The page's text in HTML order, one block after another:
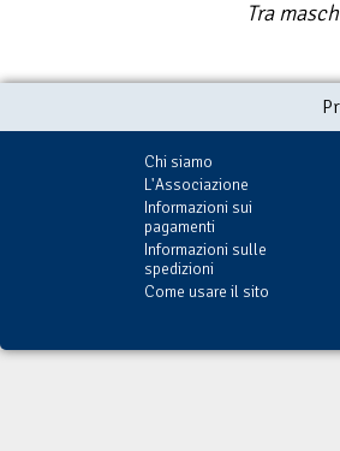
Tra
Chi siamo
L'Associazione
Informazioni sui
pagamenti
Informazioni sulle
spedizioni
Come usare il sito